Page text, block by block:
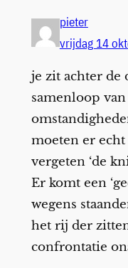
pieter
vrijdag 14
je zit achter de
samenloop
moeten er
vergeten ‘de
Er komt een
wegens
het rij der
confrontatie